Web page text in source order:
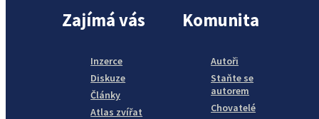
Zajímá vás
Inzerce
Diskuze
Články
Atlas zvířat
Komunita
Autoři
Staňte se
autorem
Chovatelé